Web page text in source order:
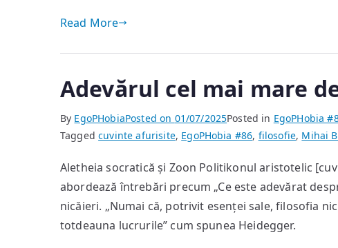
Read More
Adevărul cel mai mare
By EgoPHobiaPosted on 01/07/2025Posted in EgoPHobia
Taggedcuvinte afurisite, EgoPHobia #86, filosofie, Mihai
Aletheia socratică și Zoon Politikonul aristotelic
abordează întrebări precum „Ce este adevărat
nicăieri. „Numai că, potrivit esenței sale, filosofia
totdeauna lucrurile” cum spunea Heidegger.